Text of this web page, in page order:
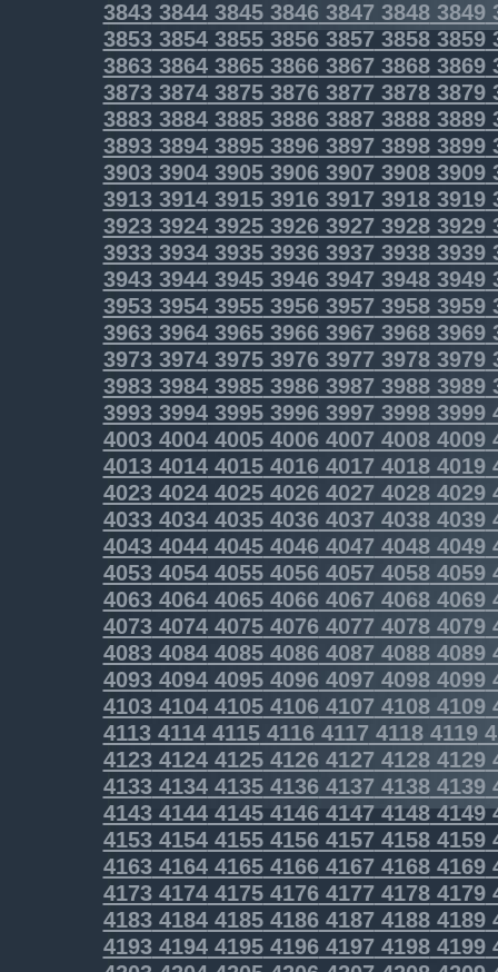
38433844384538463847 38483849
3853385438553856385738583859
3863386438653866386738683869
3873387438753876387738783879
3883388438853886388738883889
3893389438953896389738983899
3903390439053906390739083909
3913391439153916391739183919
3923392439253926392739283929
3933393439353936393739383939
3943394439453946394739483949
3953395439553956395739583959
3963396439653966396739683969
3973397439753976397739783979
3983398439853986398739883989
3993399439953996399739983999
4003400440054006400740084009
40134014401540164017 40184019
4023402440254026402740284029
40334034403540364037 40384039
40434044404540464047 40484049
40534054405540564057 40584059
4063406440654066406740684069
40734074407540764077 40784079
40834084408540864087 40884089
40934094409540964097 40984099
41034104410541064107 41084109
41134114411541164117 41184119
41234124412541264127 41284129
41334134413541364137 41384139
4143414441454146414741484149
4153415441554156415741584159
4163416441654166416741684169
4173417441754176417741784179
4183418441854186418741884189
4193419441954196419741984199